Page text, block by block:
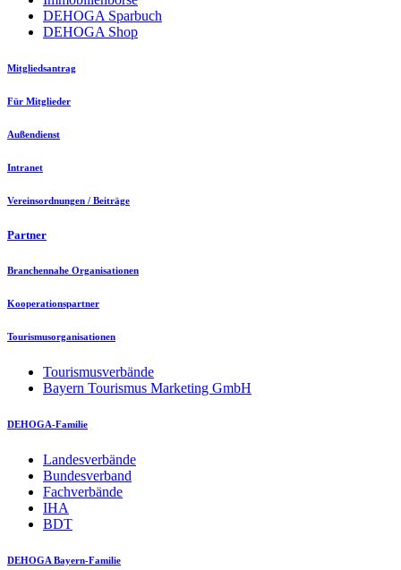
DEHOGA Sparbuch
DEHOGA Shop
Mitgliedsantrag
Für Mitglieder
Außendienst
Intranet
Vereinsordnungen / Beiträge
Partner
Branchennahe Organisationen
Kooperationspartner
Tourismusorganisationen
Tourismusverbände
Bayern Tourismus Marketing GmbH
DEHOGA-Familie
Landesverbände
Bundesverband
Fachverbände
IHA
BDT
DEHOGA Bayern-Familie